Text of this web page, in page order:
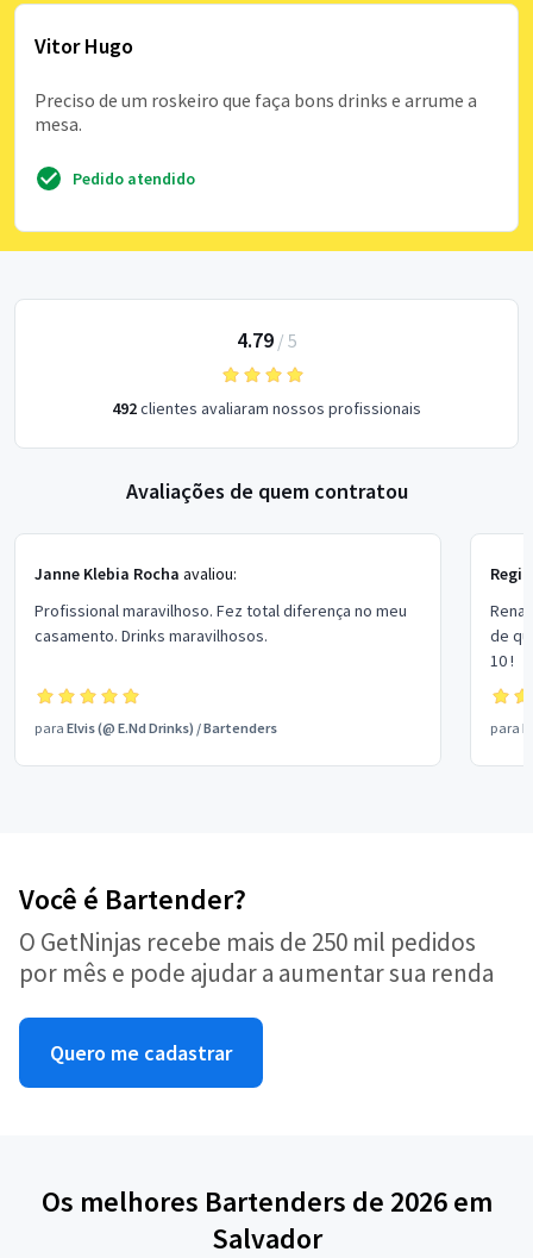
Vitor Hugo
Preciso de um roskeiro que faça bons drinks e arrume a
mesa.
Pedido atendido
4.79/ 5
492clientes avaliaram nossos profissionais
Avaliações de quem contratou
Janne Klebia Rocha avaliou:
Profissional maravilhoso. Fez total diferença no meu
casamento. Drinks maravilhosos.
para Elvis (@ E.Nd Drinks) /Bartenders
de
10 !
para
Você é Bartender?
O GetNinjas recebe mais de 250 mil pedidos
por mês e pode ajudar a aumentar sua renda
Quero me cadastrar
Os melhores Bartenders de 2026 em
Salvador